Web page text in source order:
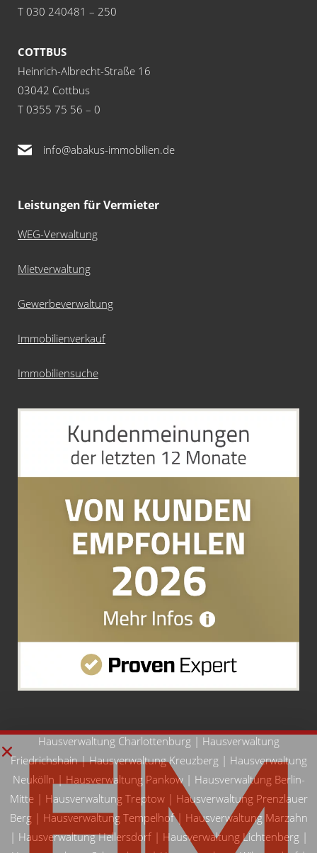
T 030 240481 – 250
COTTBUS
Heinrich-Albrecht-Straße 16
03042 Cottbus
T 0355 75 56 – 0
info@abakus-immobilien.de
Leistungen für Vermieter
WEG-Verwaltung
Mietverwaltung
Gewerbeverwaltung
Immobilienverkauf
Immobiliensuche
Hausverwaltung Charlottenburg| Hausverwaltung
Friedrichshain|Hausverwaltung Kreuzberg| Hausverwaltung
Neukölln | Hausverwaltung Pankow| Hausverwaltung Berlin-
Mitte| Hausverwaltung Treptow| Hausverwaltung Prenzlauer
Berg| Hausverwaltung Tempelhof| Hausverwaltung Marzahn
| Hausverwaltung Hellersdorf| Hausverwaltung Lichtenberg|